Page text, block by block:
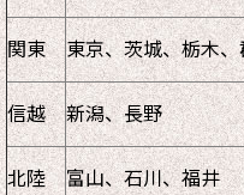
関東 東京、茨城、栃木
信越 新潟、長野
北陸 富山、石川、福井